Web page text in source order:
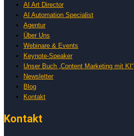
AI Art Director
AI Automation Specialist
Agentur
Über Uns
Webinare & Events
Keynote-Speaker
Unser Buch „Content Marketing mit KI“
Newsletter
Blog
Kontakt
Kontakt